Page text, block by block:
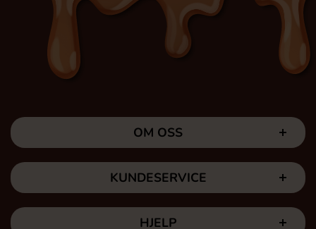
OM OSS
KUNDESERVICE
HJELP